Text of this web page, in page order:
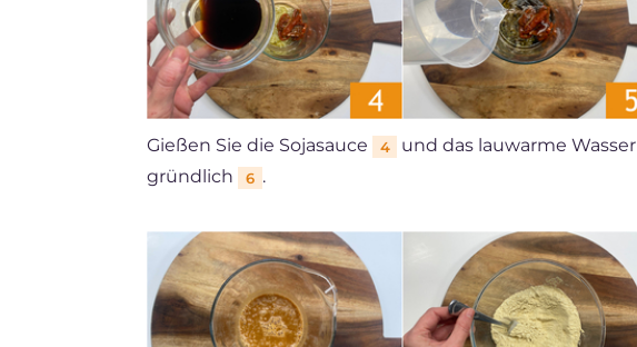
Gießen Sie die Sojasauce 4 und das lauwarme Wasser
gründlich
6 .